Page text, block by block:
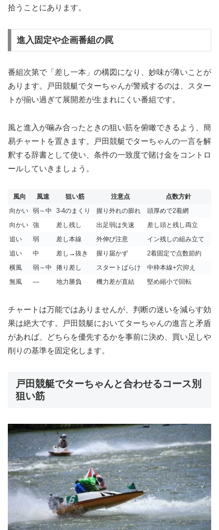
拾うことにあります。
進入固定や企画番組の罠
番組次第で「差し一本」の構図になり、妙味が薄いことが
あります。戸田競艇でターちゃんが警戒するのは、スター
トが揃い過ぎて展開差が生まれにくい番組です。
風と進入が噛み合ったときの狙い筋を俯瞰できるよう、簡
易チャートを置きます。戸田競艇でターちゃんの一言を解
釈する辞書として使い、条件の一致度で賭け金をコントロ
ールしていきましょう。
風向 風速 狙い筋 注意点
点数方針
向かい 弱～中 3-4のまくり 握り外れの膨れ
頭厚めで2着網
向かい 強 差し残し 出足弱は失速
差し頭と残し両立
追い
弱 差し本線 外伸び注意
イン残しの組み立て
追い
中 差し→抜き 握り届かず
2着固定で点数節約
横風
弱～中 捲り差し スタートばらけ
中枠本線+穴抑え
無風
— 地力勝負 機力差が直結 堅め縮小で回転
チャートは万能ではありませんが、判断の迷いを減らす効
果は絶大です。戸田競艇においてターちゃんの進言と矛盾
があれば、どちらを優先するかを事前に決め、買い足しや
削りの基準を固定化します。
戸田競艇でターちゃんと合わせるコース別
狙い筋